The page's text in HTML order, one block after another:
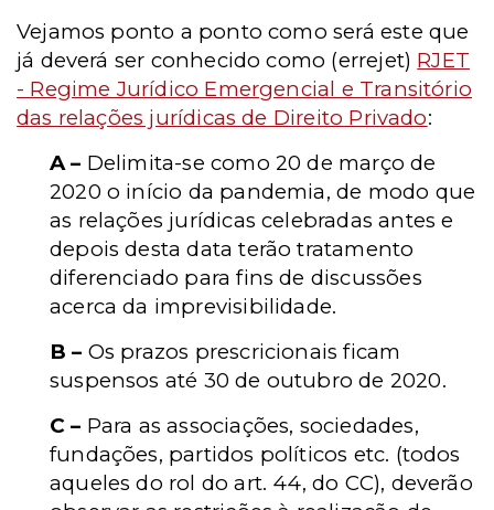
Vejamos ponto a ponto como será este que
já deverá ser conhecido como (errejet) RJET
- Regime Jurídico Emergencial e Transitório
das relações jurídicas de Direito Privado:
A – Delimita-se como 20 de março de
2020 o início da pandemia, de modo que
as relações jurídicas celebradas antes e
depois desta data terão tratamento
diferenciado para fins de discussões
acerca da imprevisibilidade.
B – Os prazos prescricionais ficam
suspensos até 30 de outubro de 2020.
C – Para as associações, sociedades,
fundações, partidos políticos etc. (todos
aqueles do rol do art. 44, do CC), deverão